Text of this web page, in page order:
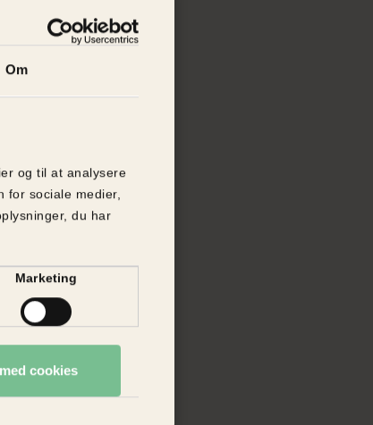
Om
og til at analysere
for sociale medier,
du har
Marketing
cookies
for
for
klar i